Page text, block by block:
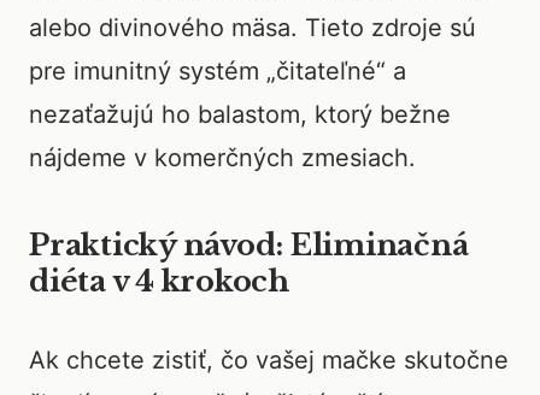
alebo divinového mäsa. Tieto zdroje sú
pre imunitný systém „čitateľné“ a
nezaťažujú ho balastom, ktorý bežne
nájdeme v komerčných zmesiach.
Praktický návod: Eliminačná
diéta v 4 krokoch
Ak chcete zistiť, čo vašej mačke skutočne